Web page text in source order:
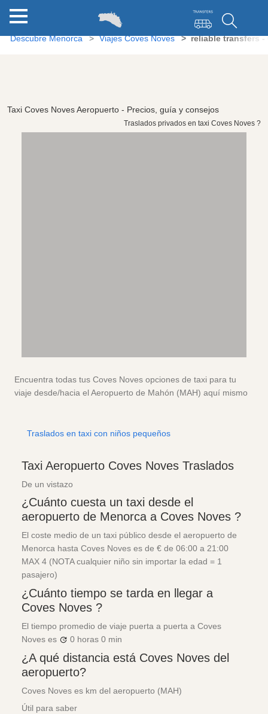
Descubre Menorca Viajes Coves Noves reliable transfers -
Taxi Coves Noves Aeropuerto - Precios, guía y consejos
Traslados privados en taxi Coves Noves ?
Encuentra todas tus Coves Noves opciones de taxi para tu
viaje desde/hacia el Aeropuerto de Mahón (MAH) aquí mismo
Traslados en taxi con niños pequeños
Taxi Aeropuerto Coves Noves Traslados
De un vistazo
¿Cuánto cuesta un taxi desde el
aeropuerto de Menorca a Coves Noves ?
El coste medio de un taxi público desde el aeropuerto de
Menorca hasta Coves Noves es de € de 06:00 a 21:00
MAX 4 (NOTA cualquier niño sin importar la edad = 1
pasajero)
¿Cuánto tiempo se tarda en llegar a
Coves Noves ?
El tiempo promedio de viaje puerta a puerta a Coves
Noves es
0 horas 0 min
¿A qué distancia está Coves Noves del
aeropuerto?
Coves Noves es km del aeropuerto (MAH)
Útil para saber